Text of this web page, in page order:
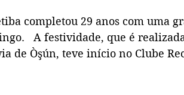
completou 29 anos com uma
A festividade, que é
de Òşún, teve início no Clube